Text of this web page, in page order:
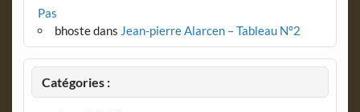
Pas
bhostedans Jean-pierre Alarcen – Tableau N°2
Catégories :